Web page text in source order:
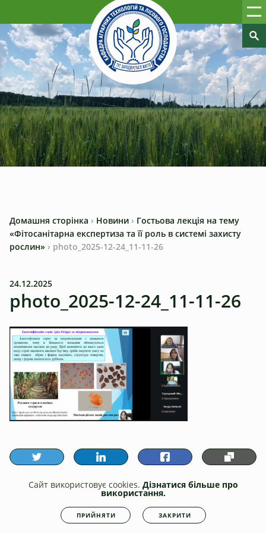
Домашня сторінка › Новини › Гостьова лекція на тему
«Фітосанітарна експертиза та її роль в системі захисту
рослин» › photo_2025-12-24_11-11-26
24.12.2025
photo_2025-12-24_11-11-26
Сайт використовує cookies. Дізнатися більше про
використання.
ПРИЙНЯТИ ЗАКРИТИ